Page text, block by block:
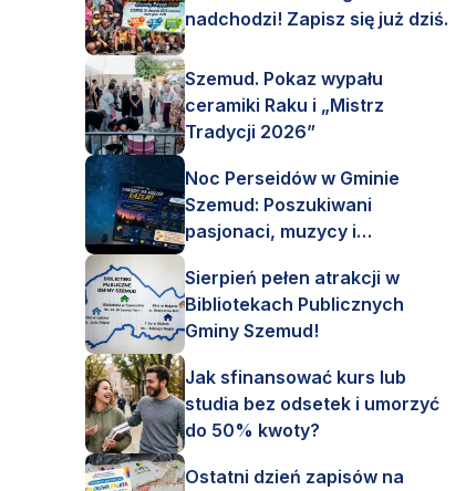
nadchodzi! Zapisz się już dziś.
Szemud. Pokaz wypału
ceramiki Raku i „Mistrz
Tradycji 2026”
Noc Perseidów w Gminie
Szemud: Poszukiwani
pasjonaci, muzycy i
Sierpień pełen atrakcji w
Bibliotekach Publicznych
Gminy Szemud!
Jak sfinansować kurs lub
studia bez odsetek i umorzyć
do 50% kwoty?
Ostatni dzień zapisów na